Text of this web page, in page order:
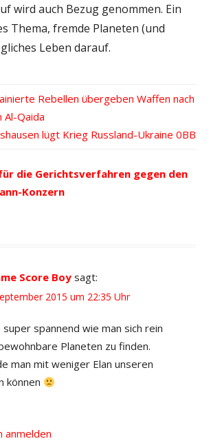
wird auch Bezug genommen. Ein
Thema, fremde Planeten (und
Leben darauf.
Rebellen übergeben Waffen nach
Qaida
lügt Krieg Russland-Ukraine
die Gerichtsverfahren gegen den
Konzern
Score Boy sagt:
2015 um 22:35 Uhr
spannend wie man sich rein
Planeten zu finden.
man mit weniger Elan unseren
können
anmelden